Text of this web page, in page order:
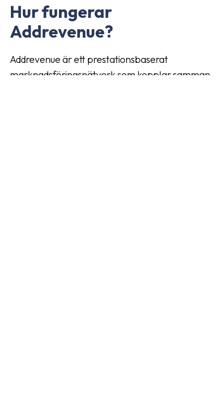
Hur fungerar
Addrevenue?
Addrevenue är ett prestationsbaserat
marknadsföringsnätverk som kopplar samman